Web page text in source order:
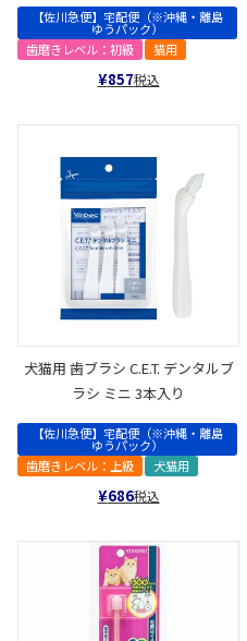
【佐川急便】宅配便（※沖縄・離島
ゆうパック）
歯磨きレベル：初級
猫用
¥857税込
犬猫用 歯ブラシ C.E.T. デンタルブ
ラシ ミニ 3本入り
【佐川急便】宅配便（※沖縄・離島
ゆうパック）
歯磨きレベル：上級
犬猫用
¥686税込